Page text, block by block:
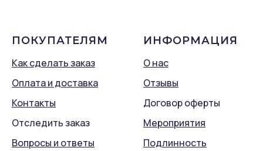
ПОКУПАТЕЛЯМ
Как сделать заказ
Оплата и доставка
Контакты
Отследить заказ
Вопросы и ответы
ИНФОРМАЦИЯ
О нас
Отзывы
Договор оферты
Мероприятия
Подлинность